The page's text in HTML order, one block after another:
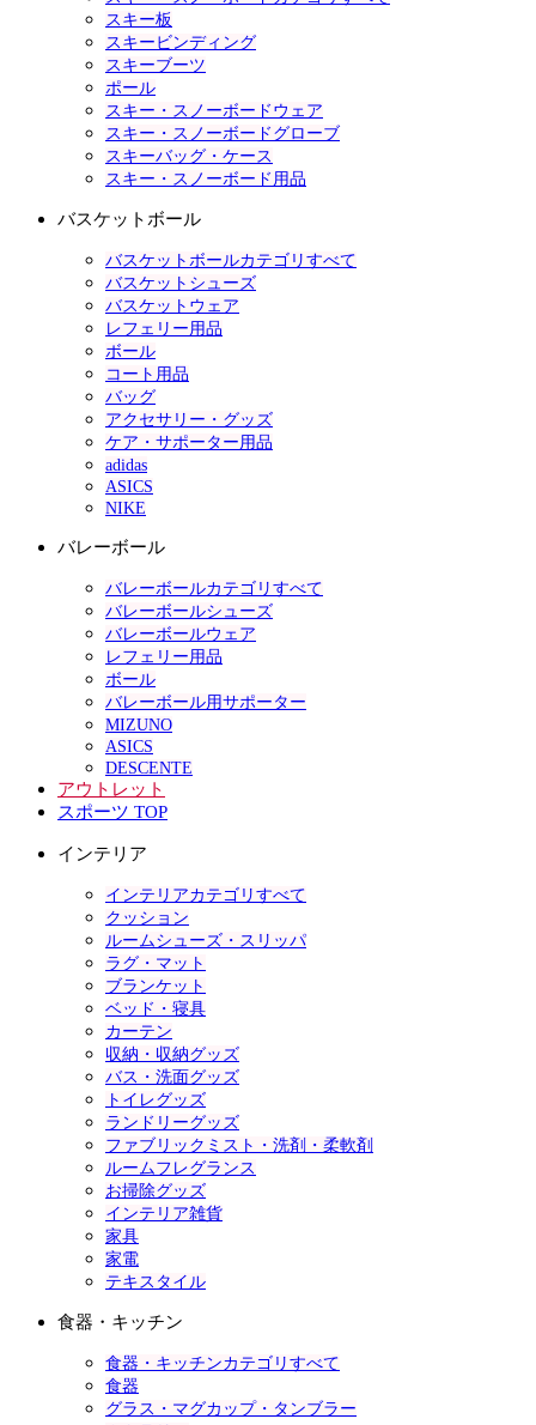
スキー板
スキービンディング
スキーブーツ
ポール
スキー・スノーボードウェア
スキー・スノーボードグローブ
スキーバッグ・ケース
スキー・スノーボード用品
バスケットボール
バスケットボールカテゴリすべて
バスケットシューズ
バスケットウェア
レフェリー用品
ボール
コート用品
バッグ
アクセサリー・グッズ
ケア・サポーター用品
adidas
ASICS
NIKE
バレーボール
バレーボールカテゴリすべて
バレーボールシューズ
バレーボールウェア
レフェリー用品
ボール
バレーボール用サポーター
MIZUNO
ASICS
DESCENTE
アウトレット
スポーツ TOP
インテリア
インテリアカテゴリすべて
クッション
ルームシューズ・スリッパ
ラグ・マット
ブランケット
ベッド・寝具
カーテン
収納・収納グッズ
バス・洗面グッズ
トイレグッズ
ランドリーグッズ
ファブリックミスト・洗剤・柔軟剤
ルームフレグランス
お掃除グッズ
インテリア雑貨
家具
家電
テキスタイル
食器・キッチン
食器・キッチンカテゴリすべて
食器
グラス・マグカップ・タンブラー